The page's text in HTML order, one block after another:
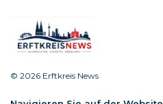
© 2026 Erftkreis News